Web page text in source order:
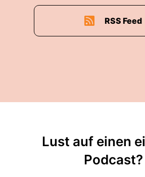
RSS Feed
Lust auf einen
Podcast?